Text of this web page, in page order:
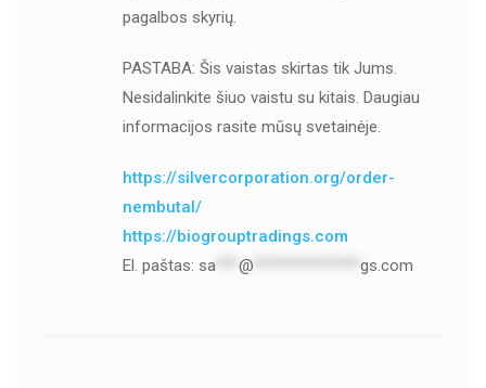
pagalbos skyrių.
PASTABA: Šis vaistas skirtas tik Jums.
Nesidalinkite šiuo vaistu su kitais. Daugiau
informacijos rasite mūsų svetainėje.
https://silvercorporation.org/order-
nembutal/
https://biogrouptradings.com
El. paštas: sa @ gs.com